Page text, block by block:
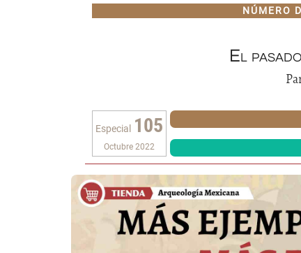
NÚMERO
El
Especial 105
Octubre 2022